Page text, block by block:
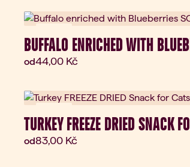
BUFFALO ENRICHED WITH
odAktuální cena:
44,00 Kč
TURKEY FREEZE DRIED SNACK
odAktuální cena:
83,00 Kč